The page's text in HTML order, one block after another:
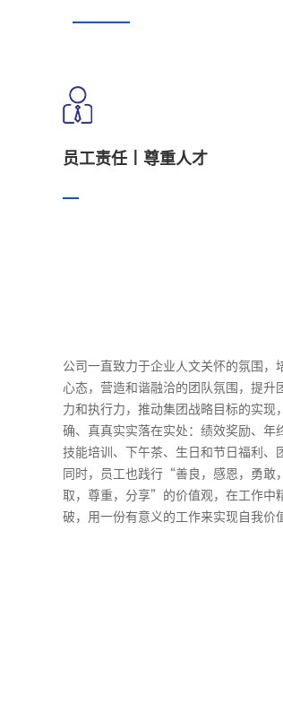
员工责任丨尊重人才
公司一直致力于企业人文关怀的氛围，
心态，营造和谐融洽的团队氛围，提升
力和执行力，推动集团战略目标的实现
确、真真实实落在实处：绩效奖励、年
技能培训、下午茶、生日和节日福利、
同时，员工也践行“善良，感恩，勇敢
取，尊重，分享”的价值观，在工作中